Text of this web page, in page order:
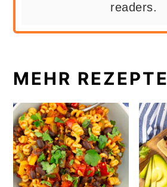
readers.
MEHR REZEPTE